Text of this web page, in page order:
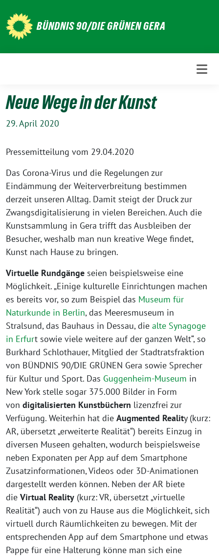
zum
Inhalt
BÜNDNIS 90/DIE GRÜNEN GERA
Neue Wege in der Kunst
29. April 2020
Pressemitteilung vom 29.04.2020
Das Corona-Virus und die Regelungen zur
Eindämmung der Weiterverbreitung bestimmen
derzeit unseren Alltag. Damit steigt der Druck zur
Zwangsdigitalisierung in vielen Bereichen. Auch die
Kunstsammlung in Gera trifft das Ausbleiben der
Besucher, weshalb man nun kreative Wege findet,
Kunst nach Hause zu bringen.
Virtuelle Rundgänge seien beispielsweise eine
Möglichkeit. „Einige kulturelle Einrichtungen machen
es bereits vor, so zum Beispiel das Museum für
Naturkunde in Berlin, das Meeresmuseum in
Stralsund, das Bauhaus in Dessau, die alte Synagoge
in Erfurt sowie viele weitere auf der ganzen Welt“, so
Burkhard Schlothauer, Mitglied der Stadtratsfraktion
von BÜNDNIS 90/DIE GRÜNEN Gera sowie Sprecher
für Kultur und Sport. Das Guggenheim-Museum in
New York stelle sogar 375.000 Bilder in Form
von digitalisierten Kunstbüchern lizenzfrei zur
Verfügung. Weiterhin hat die Augmented Reality (kurz:
AR, übersetzt „erweiterte Realität“) bereits Einzug in
diversen Museen gehalten, wodurch beispielsweise
neben Exponaten per App auf dem Smartphone
Zusatzinformationen, Videos oder 3D-Animationen
dargestellt werden können. Neben der AR biete
die Virtual Reality (kurz: VR, übersetzt „virtuelle
Realität“) auch von zu Hause aus die Möglichkeit, sich
virtuell durch Räumlichkeiten zu bewegen. Mit der
entsprechenden App auf dem Smartphone und etwas
Pappe für eine Halterung könne man sich eine